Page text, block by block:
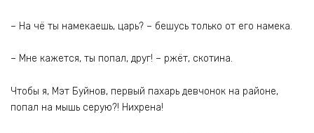
– На чё ты намекаешь, царь? – бешусь только от его намека.
– Мне кажется, ты попал, друг! – ржёт, скотина.
Чтобы я, Мэт Буйнов, первый пахарь девчонок на районе,
попал на мышь серую?! Нихрена!